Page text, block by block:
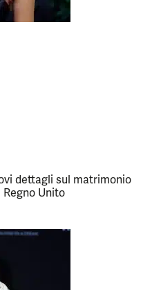
dettagli sul matrimonio
Unito